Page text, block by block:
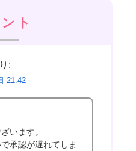
ト
:
21:42
います。
承認が遅れてしま